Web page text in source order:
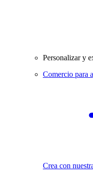
Personalizar y
Comercio para
Crea con